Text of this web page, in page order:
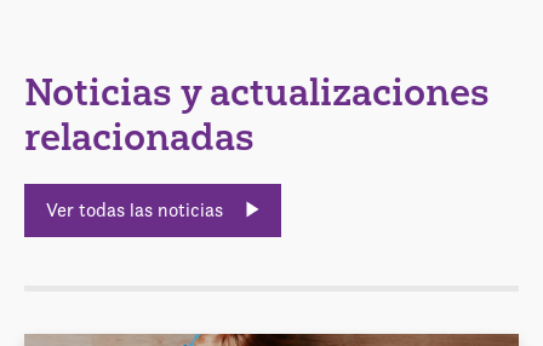
Noticias y actualizaciones
relacionadas
Ver todas las noticias